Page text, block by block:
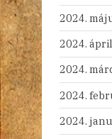
2024.
2024.
2024.
2024.
2024.